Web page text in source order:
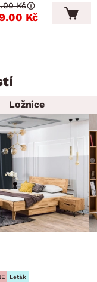
Kč
Kč
Ložnice
Leták